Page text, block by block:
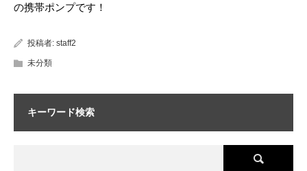
の携帯ポンプです！
投稿者: staff2
未分類
キーワード検索